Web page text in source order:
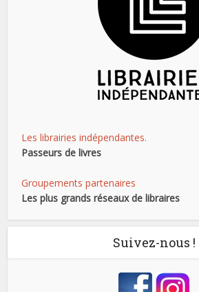
Les librairies indépendantes.
Passeurs de livres
Groupements partenaires
Les plus grands réseaux de libraires
Suivez-nous !